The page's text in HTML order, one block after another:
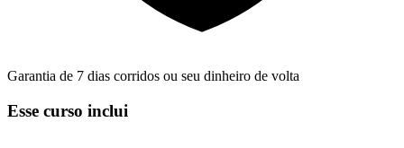
Garantia de 7 dias corridos ou seu dinheiro de volta
Esse curso inclui